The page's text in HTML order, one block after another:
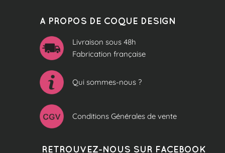
A PROPOS DE COQUE DESIGN
Livraison sous 48h
Fabrication française
Qui sommes-nous ?
Conditions Générales de vente
RETROUVEZ-NOUS SUR FACEBOOK